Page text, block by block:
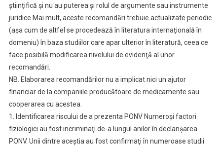
ştiinţifică şi nu au puterea şi rolul de argumente sau instrumente
juridice.Mai mult, aceste recomandări trebuie actualizate periodic
(aşa cum de altfel se procedează în literatura internaţională în
domeniu) în baza studiilor care apar ulterior în literatură, ceea ce
face posibilă modificarea nivelului de evidenţă al unor
recomandări.
NB. Elaborarea recomandărilor nu a implicat nici un ajutor
financiar de la companiile producătoare de medicamente sau
cooperarea cu acestea.
1. Identificarea riscului de a prezenta PONV Numeroşi factori
fiziologici au fost incriminaţi de-a lungul anilor în declanşarea
PONV. Unii dintre aceştia au fost confirmaţi în numeroase studii